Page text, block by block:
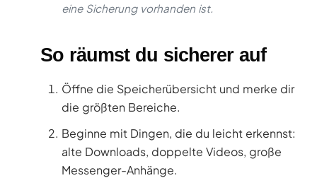
eine Sicherung vorhanden ist.
So räumst du sicherer auf
Öffne die Speicherübersicht und merke dir
die größten Bereiche.
Beginne mit Dingen, die du leicht erkennst:
alte Downloads, doppelte Videos, große
Messenger-Anhänge.